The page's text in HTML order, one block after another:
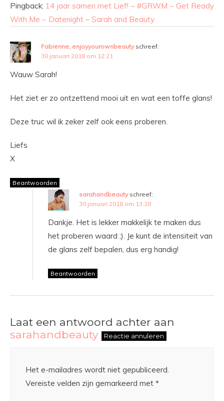
Pingback: 14 jaar samen met Lief! ~ #GRWM ~ Get Ready
With Me ~ Datenight – Sarah and Beauty
Fabienne, enjoyyourownbeauty schreef:
30 januari 2018 om 12:21
Wauw Sarah!
Het ziet er zo ontzettend mooi uit en wat een toffe glans!
Deze truc wil ik zeker zelf ook eens proberen.
Liefs
X
Beantwoorden
sarahandbeauty schreef:
30 januari 2018 om 13:28
Dankje. Het is lekker makkelijk te maken dus
het proberen waard ;). Je kunt de intensiteit van
de glans zelf bepalen, dus erg handig!
Beantwoorden
Laat een antwoord achter aan
sarahandbeauty
Reactie annuleren
Het e-mailadres wordt niet gepubliceerd.
Vereiste velden zijn gemarkeerd met *